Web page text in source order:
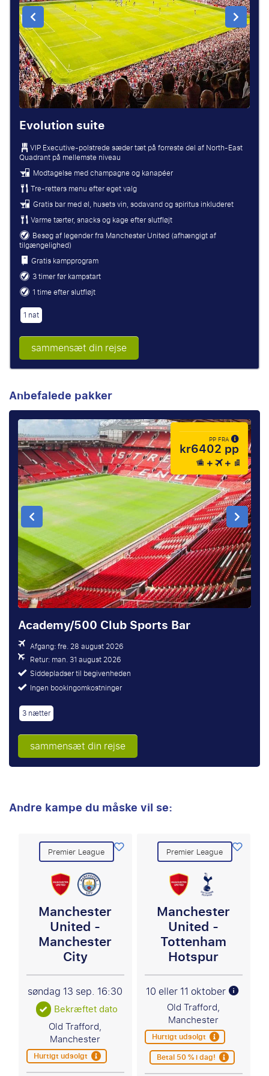
Evolution suite
VIP Executive-polstrede sæder tæt på forreste del af North-East
Quadrant på mellemste niveau
Modtagelse med champagne og kanapéer
Tre-retters menu efter eget valg
Gratis bar med øl, husets vin, sodavand og spiritus inkluderet
Varme tærter, snacks og kage efter slutfløjt
Besøg af legender fra Manchester United (afhængigt af
tilgængelighed)
Gratis kampprogram
3 timer før kampstart
1 time efter slutfløjt
1 nat
sammensæt din rejse
Anbefalede pakker
PP FRA
kr6402 pp
Academy/500 Club Sports Bar
Afgang: fre. 28 august 2026
Retur: man. 31 august 2026
Siddepladser til begivenheden
Ingen bookingomkostninger
3 nætter
sammensæt din rejse
Andre kampe du måske vil se:
Premier League
Manchester
United -
Manchester
City
søndag 13 sep. 16:30
Bekræftet dato
Old Trafford,
Manchester
Hurtigt udsolgt
Premier League
Manchester
United -
Tottenham
Hotspur
10 eller 11 oktober
Old Trafford,
Manchester
Hurtigt udsolgt
Betal 50 % i dag!